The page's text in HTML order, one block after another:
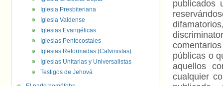
publicados
públicas o
aquellos
cualquier
Iglesia Presbiteriana
Iglesia Valdense
Iglesias Evangélicas
Iglesias Pentecostales
Iglesias Reformadas (Calvinistas)
Iglesias Unitarias y Universalistas
Testigos de Jehová